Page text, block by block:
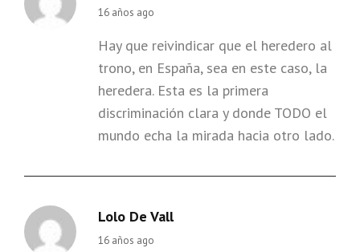
says:
16 años ago
Hay que reivindicar que el heredero al
trono, en España, sea en este caso, la
heredera. Esta es la primera
discriminación clara y donde TODO el
mundo echa la mirada hacia otro lado.
Lolo De Vall
says:
16 años ago